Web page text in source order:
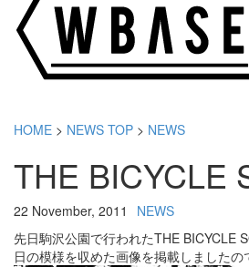
HOME > NEWS TOP > NEWS
THE BICYCLE
22 November, 2011
NEWS
先日駒沢公園で行われたTHE BICYCLE
日の模様を収めた画像を掲載しましたの